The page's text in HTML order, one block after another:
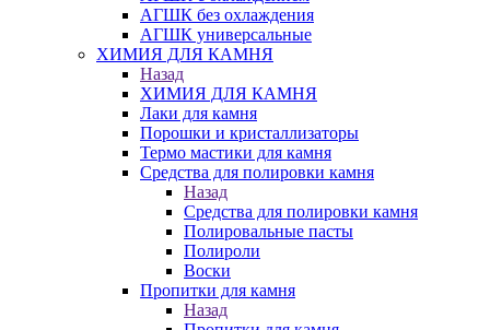
АГШК без охлаждения
АГШК универсальные
ХИМИЯ ДЛЯ КАМНЯ
Назад
ХИМИЯ ДЛЯ КАМНЯ
Лаки для камня
Порошки и кристаллизаторы
Термо мастики для камня
Средства для полировки камня
Назад
Средства для полировки камня
Полировальные пасты
Полироли
Воски
Пропитки для камня
Назад